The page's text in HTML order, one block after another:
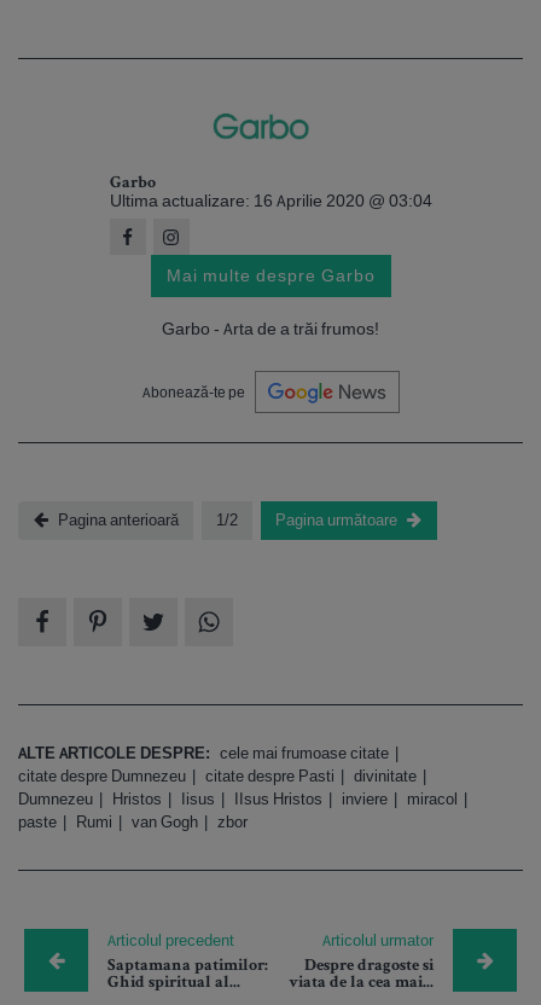
Garbo
Ultima actualizare: 16 Aprilie 2020 @ 03:04
Mai multe despre Garbo
Garbo - Arta de a trăi frumos!
Abonează-te pe
Pagina anterioară 1/2 Pagina următoare
ALTE ARTICOLE DESPRE: cele mai frumoase citate
citate despre Dumnezeu
citate despre Pasti
divinitate
Dumnezeu
Hristos Iisus IIsus Hristos inviere
miracol
paste
Rumi van Gogh zbor
Articolul precedent
Saptamana patimilor:
Ghid spiritual al...
Articolul urmator
Despre dragoste si
viata de la cea mai...